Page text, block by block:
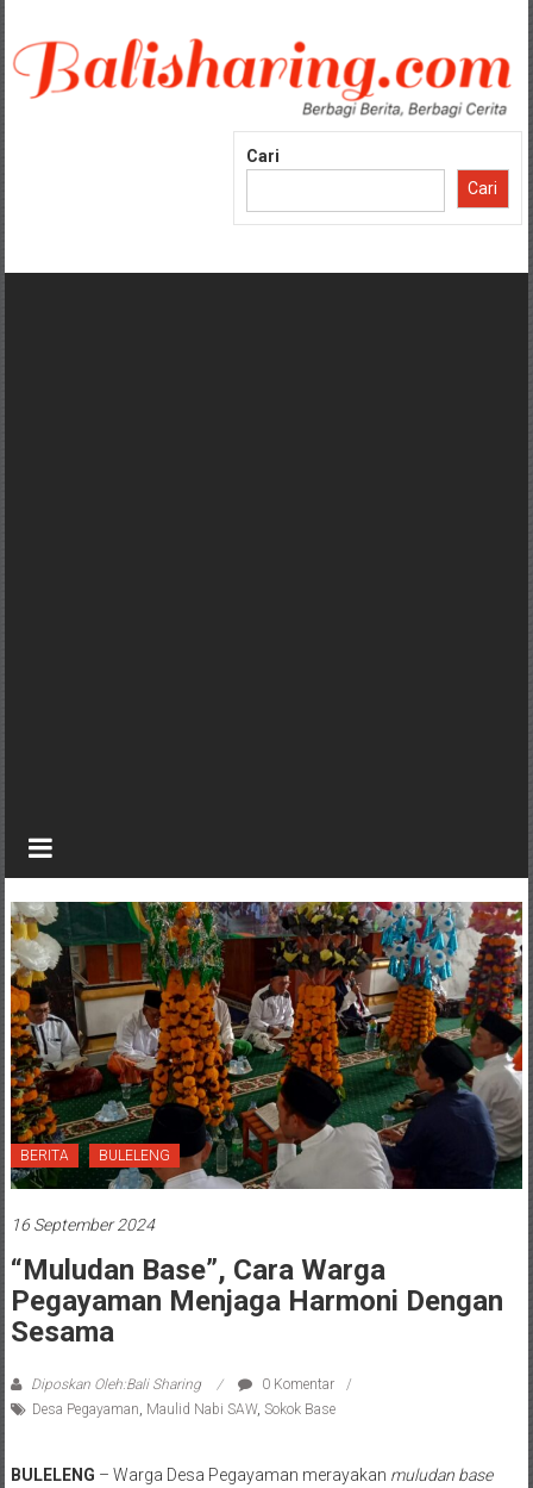
konten
Cari
Cari
BERITA BULELENG
16 September 2024
“Muludan Base”, Cara Warga
Pegayaman Menjaga Harmoni Dengan
Sesama
Diposkan Oleh:Bali Sharing
0 Komentar
Desa Pegayaman Maulid Nabi SAW, Sokok Base
BULELENG – Warga Desa Pegayaman merayakan muludan base